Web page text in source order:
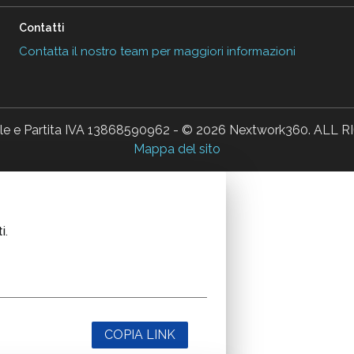
Contatti
Contatta il nostro team per maggiori informazioni
e Partita IVA 13868590962 - © 2026 Nextwork360. ALL
Mappa del sito
COPIA LINK